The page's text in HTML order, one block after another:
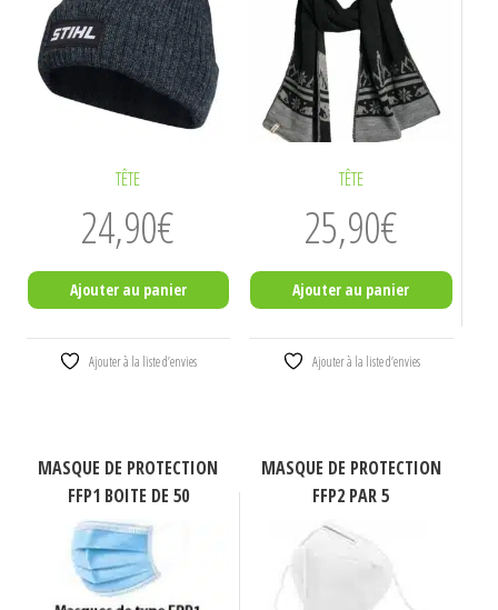
TÊTE
24,90€
Ajouter au panier
Ajouter à la liste d’envies
TÊTE
25,90€
Ajouter au panier
Ajouter à la liste d’envies
MASQUE DE PROTECTION
FFP1 BOITE DE 50
MASQUE DE PROTECTION
FFP2 PAR 5